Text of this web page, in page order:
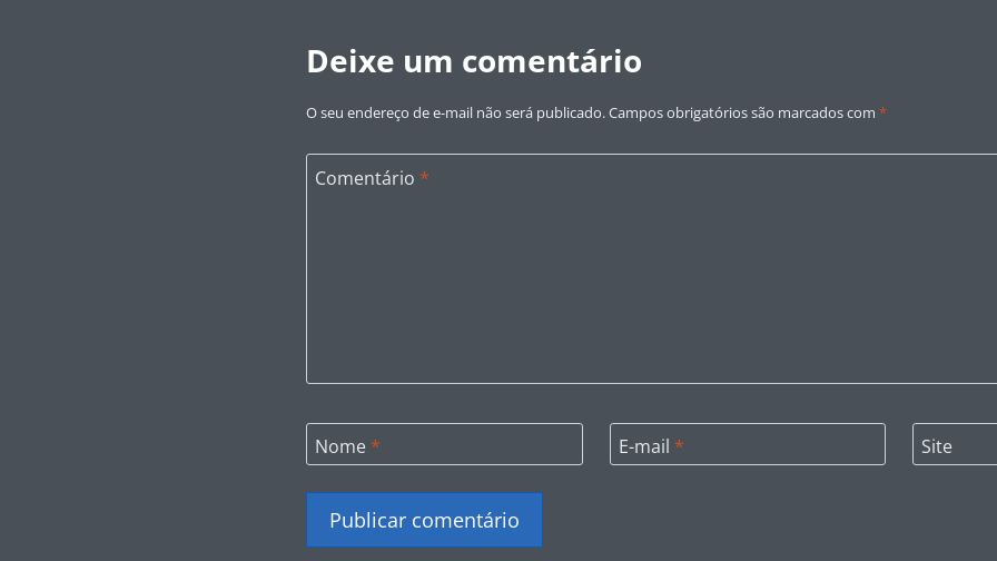
Deixe um comentário
O seu endereço de e-mail não será publicado.Campos obrigatórios são marcados com *
Comentário *
Nome * E-mail * Site